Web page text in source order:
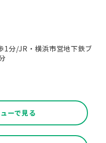
1分/JR・横浜市営地下鉄ブ
ーで見る